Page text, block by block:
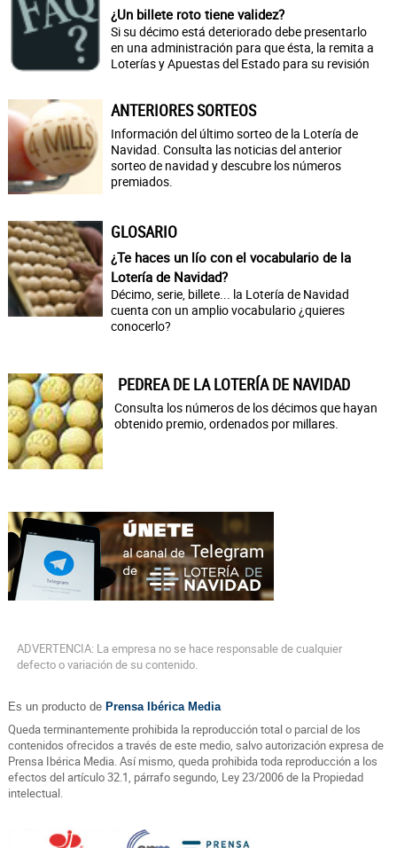
¿Un billete roto tiene validez?
Si su décimo está deteriorado debe presentarlo
en una administración para que ésta, la remita a
Loterías y Apuestas del Estado para su revisión
ANTERIORES SORTEOS
Información del último sorteo de la Lotería de
Navidad. Consulta las noticias del anterior
sorteo de navidad y descubre los números
premiados.
GLOSARIO
¿Te haces un lío con el vocabulario de la
Lotería de Navidad?
Décimo, serie, billete... la Lotería de Navidad
cuenta con un amplio vocabulario ¿quieres
conocerlo?
PEDREA DE LA LOTERÍA DE NAVIDAD
Consulta los números de los décimos que hayan
obtenido premio, ordenados por millares.
ADVERTENCIA: La empresa no se hace responsable de cualquier
defecto o variación de su contenido.
Es un producto de Prensa Ibérica Media
Queda terminantemente prohibida la reproducción total o parcial de los
contenidos ofrecidos a través de este medio, salvo autorización expresa de
Prensa Ibérica Media. Así mismo, queda prohibida toda reproducción a los
efectos del artículo 32.1, párrafo segundo, Ley 23/2006 de la Propiedad
intelectual.